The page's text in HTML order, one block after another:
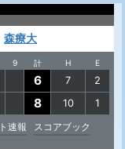
森療大
9 計 H E
6 7
2
8 10
1
速報
スコアブック